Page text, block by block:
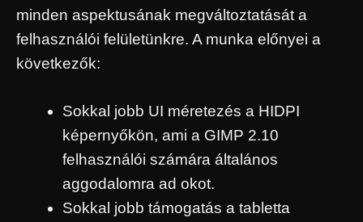
minden aspektusának megváltoztatását a
felhasználói felületünkre. A munka előnyei a
következők:
Sokkal jobb UI méretezés a HIDPI
képernyőkön, ami a GIMP 2.10
felhasználói számára általános
aggodalomra ad okot.
Sokkal jobb támogatás a tabletta